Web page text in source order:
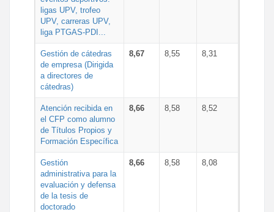
ligas UPV, trofeo
UPV, carreras UPV,
liga PTGAS-PDI...
Gestión de cátedras
de empresa (Dirigida
a directores de
cátedras)
8,67 8,55 8,31
Atención recibida en
el CFP como alumno
de Títulos Propios y
Formación Específica
8,66 8,58 8,52
Gestión
administrativa para la
evaluación y defensa
de la tesis de
doctorado
8,66 8,58 8,08